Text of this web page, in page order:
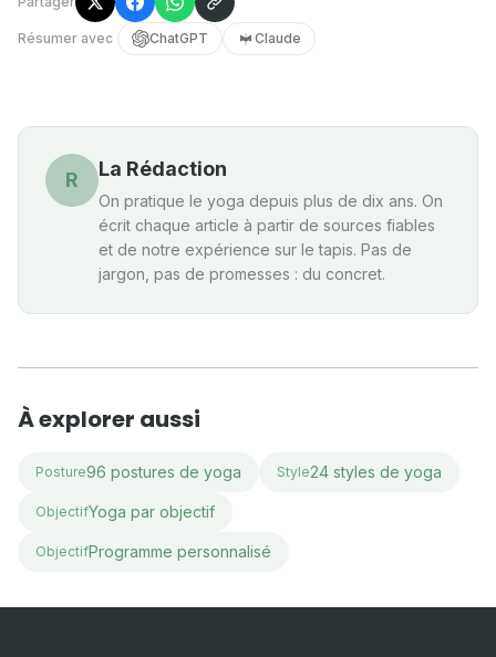
Résumer avec ChatGPT Claude
R La Rédaction
On pratique le yoga depuis plus de dix ans. On
écrit chaque article à partir de sources fiables
et de notre expérience sur le tapis. Pas de
jargon, pas de promesses : du concret.
À explorer aussi
Posture96 postures de yoga Style24 styles de yoga
ObjectifYoga par objectif
ObjectifProgramme personnalisé